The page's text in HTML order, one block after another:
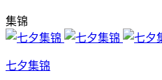
集锦
七夕集锦